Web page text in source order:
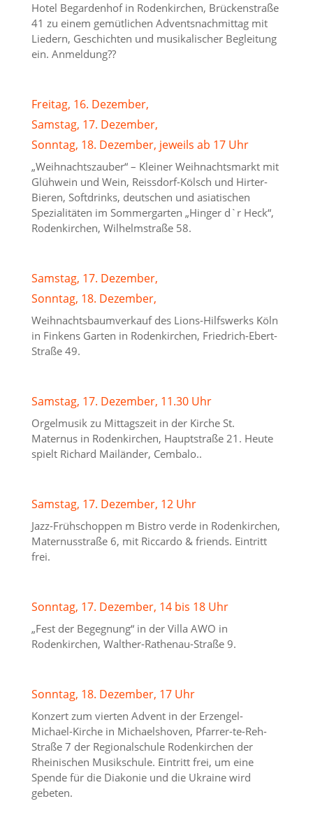
Hotel Begardenhof in Rodenkirchen, Brückenstraße
41 zu einem gemütlichen Adventsnachmittag mit
Liedern, Geschichten und musikalischer Begleitung
ein. Anmeldung??
Freitag, 16. Dezember,
Samstag, 17. Dezember,
Sonntag, 18. Dezember, jeweils ab 17 Uhr
„Weihnachtszauber“ – Kleiner Weihnachtsmarkt mit
Glühwein und Wein, Reissdorf-Kölsch und Hirter-
Bieren, Softdrinks, deutschen und asiatischen
Spezialitäten im Sommergarten „Hinger d`r Heck“,
Rodenkirchen, Wilhelmstraße 58.
Samstag, 17. Dezember,
Sonntag, 18. Dezember,
Weihnachtsbaumverkauf des Lions-Hilfswerks Köln
in Finkens Garten in Rodenkirchen, Friedrich-Ebert-
Straße 49.
Samstag, 17. Dezember, 11.30 Uhr
Orgelmusik zu Mittagszeit in der Kirche St.
Maternus in Rodenkirchen, Hauptstraße 21. Heute
spielt Richard Mailänder, Cembalo..
Samstag, 17. Dezember, 12 Uhr
Jazz-Frühschoppen m Bistro verde in Rodenkirchen,
Maternusstraße 6, mit Riccardo & friends. Eintritt
frei.
Sonntag, 17. Dezember, 14 bis 18 Uhr
„Fest der Begegnung“ in der Villa AWO in
Rodenkirchen, Walther-Rathenau-Straße 9.
Sonntag, 18. Dezember, 17 Uhr
Konzert zum vierten Advent in der Erzengel-
Michael-Kirche in Michaelshoven, Pfarrer-te-Reh-
Straße 7 der Regionalschule Rodenkirchen der
Rheinischen Musikschule. Eintritt frei, um eine
Spende für die Diakonie und die Ukraine wird
gebeten.